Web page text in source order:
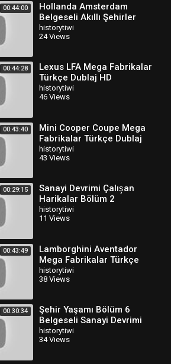
00:44:00
Hollanda Amsterdam
Belgeseli Akıllı Şehirler
Türkçe Dublaj
historytiwi
24 Views
00:44:28
Lexus LFA Mega Fabrikalar
Türkçe Dublaj HD
historytiwi
46 Views
00:43:40
Mini Cooper Coupe Mega
Fabrikalar Türkçe Dublaj
HD
historytiwi
43 Views
00:29:15
Sanayi Devrimi Çalışan
Harikalar Bölüm 2
Belgeseli Türkçe Dublaj
historytiwi
11 Views
00:43:49
Lamborghini Aventador
Mega Fabrikalar Türkçe
Dublaj HD
historytiwi
38 Views
00:30:34
Şehir Yaşamı Bölüm 6
Belgeseli Sanayi Devrimi
Türkçe Dublaj
historytiwi
34 Views